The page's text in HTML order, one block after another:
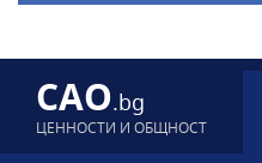
CAO.bg
ЦЕННОСТИ И ОБЩНОСТ